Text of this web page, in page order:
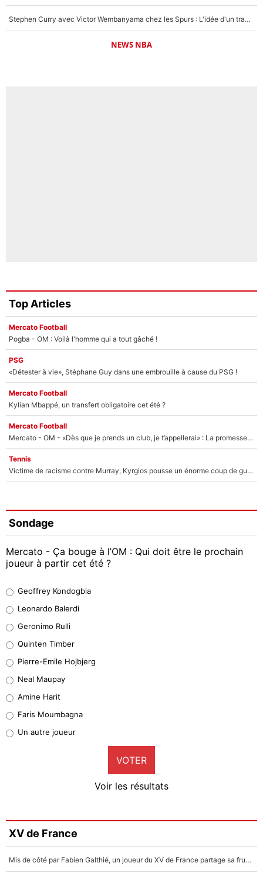
Stephen Curry avec Victor Wembanyama chez les Spurs : L'idée d'un trade historique est lancée en NBA !
NEWS NBA
Top Articles
Mercato Football
Pogba - OM : Voilà l'homme qui a tout gâché !
PSG
«Détester à vie», Stéphane Guy dans une embrouille à cause du PSG !
Mercato Football
Kylian Mbappé, un transfert obligatoire cet été ?
Mercato Football
Mercato - OM - «Dès que je prends un club, je t’appellerai» : La promesse de Marcelino au moment de claquer la porte
Tennis
Victime de racisme contre Murray, Kyrgios pousse un énorme coup de gueule !
Sondage
Mercato - Ça bouge à l’OM : Qui doit être le prochain
joueur à partir cet été ?
38%
32%
5%
1%
9%
Faris Moumbagna
4%
Un autre joueur
Geoffrey Kondogbia
Leonardo Balerdi
Geronimo Rulli
Quinten Timber
Pierre-Emile Hojbjerg
Neal Maupay
Amine Harit
Faris Moumbagna
Un autre joueur
VOTER
Voir les résultats
XV de France
Mis de côté par Fabien Galthié, un joueur du XV de France partage sa frustration : «ils ne me l’ont pas dit tout de suite»